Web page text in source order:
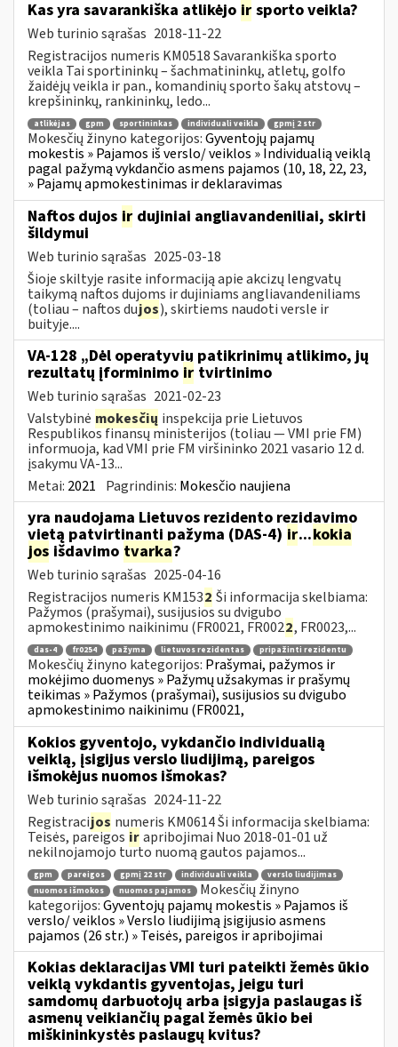
Kas yra savarankiška atlikėjo ir sporto veikla?
Web turinio sąrašas 2018-11-22
Registracijos numeris KM0518 Savarankiška sporto
veikla Tai sportininkų – šachmatininkų, atletų, golfo
žaidėjų veikla ir pan., komandinių sporto šakų atstovų –
krepšininkų, rankininkų, ledo...
atlikėjas gpm sportininkas individuali veikla gpmį 2 str
Mokesčių žinyno kategorijos:Gyventojų pajamų
mokestis » Pajamos iš verslo/ veiklos » Individualią veiklą
pagal pažymą vykdančio asmens pajamos (10, 18, 22, 23,
» Pajamų apmokestinimas ir deklaravimas
Naftos dujos ir dujiniai angliavandeniliai, skirti
šildymui
Web turinio sąrašas 2025-03-18
Šioje skiltyje rasite informaciją apie akcizų lengvatų
taikymą naftos dujoms ir dujiniams angliavandeniliams
(toliau – naftos dujos), skirtiems naudoti versle ir
buityje....
VA-128 „Dėl operatyvių patikrinimų atlikimo, jų
rezultatų įforminimo ir tvirtinimo
Web turinio sąrašas 2021-02-23
Valstybinė mokesčių inspekcija prie Lietuvos
Respublikos finansų ministerijos (toliau ― VMI prie FM)
informuoja, kad VMI prie FM viršininko 2021 vasario 12 d.
įsakymu VA-13...
Metai: 2021 Pagrindinis: Mokesčio naujiena
yra naudojama Lietuvos rezidento rezidavimo
vietą patvirtinanti pažyma (DAS-4) ir...kokia
jos išdavimo tvarka?
Web turinio sąrašas 2025-04-16
Registracijos numeris KM1532 Ši informacija skelbiama:
Pažymos (prašymai), susijusios su dvigubo
apmokestinimo naikinimu (FR0021, FR0022, FR0023,...
das-4 fr0254 pažyma lietuvos rezidentas pripažinti rezidentu
Mokesčių žinyno kategorijos: Prašymai, pažymos ir
mokėjimo duomenys » Pažymų užsakymas ir prašymų
teikimas » Pažymos (prašymai), susijusios su dvigubo
apmokestinimo naikinimu (FR0021,
Kokios gyventojo, vykdančio individualią
veiklą, įsigijus verslo liudijimą, pareigos
išmokėjus nuomos išmokas?
Web turinio sąrašas 2024-11-22
Registracijos numeris KM0614 Ši informacija skelbiama:
Teisės, pareigos irapribojimai Nuo 2018-01-01 už
nekilnojamojo turto nuomą gautos pajamos...
gpm pareigos gpmį 22 str individuali veikla
verslo liudijimas
nuomos išmokos
nuomos pajamos
Mokesčių žinyno
kategorijos:Gyventojų pajamų mokestis » Pajamos iš
verslo/ veiklos » Verslo liudijimą įsigijusio asmens
pajamos (26 str.) » Teisės, pareigos ir apribojimai
Kokias deklaracijas VMI turi pateikti žemės ūkio
veiklą vykdantis gyventojas, jeigu turi
samdomų darbuotojų arba įsigyja paslaugas iš
asmenų veikiančių pagal žemės ūkio bei
miškininkystės paslaugų kvitus?